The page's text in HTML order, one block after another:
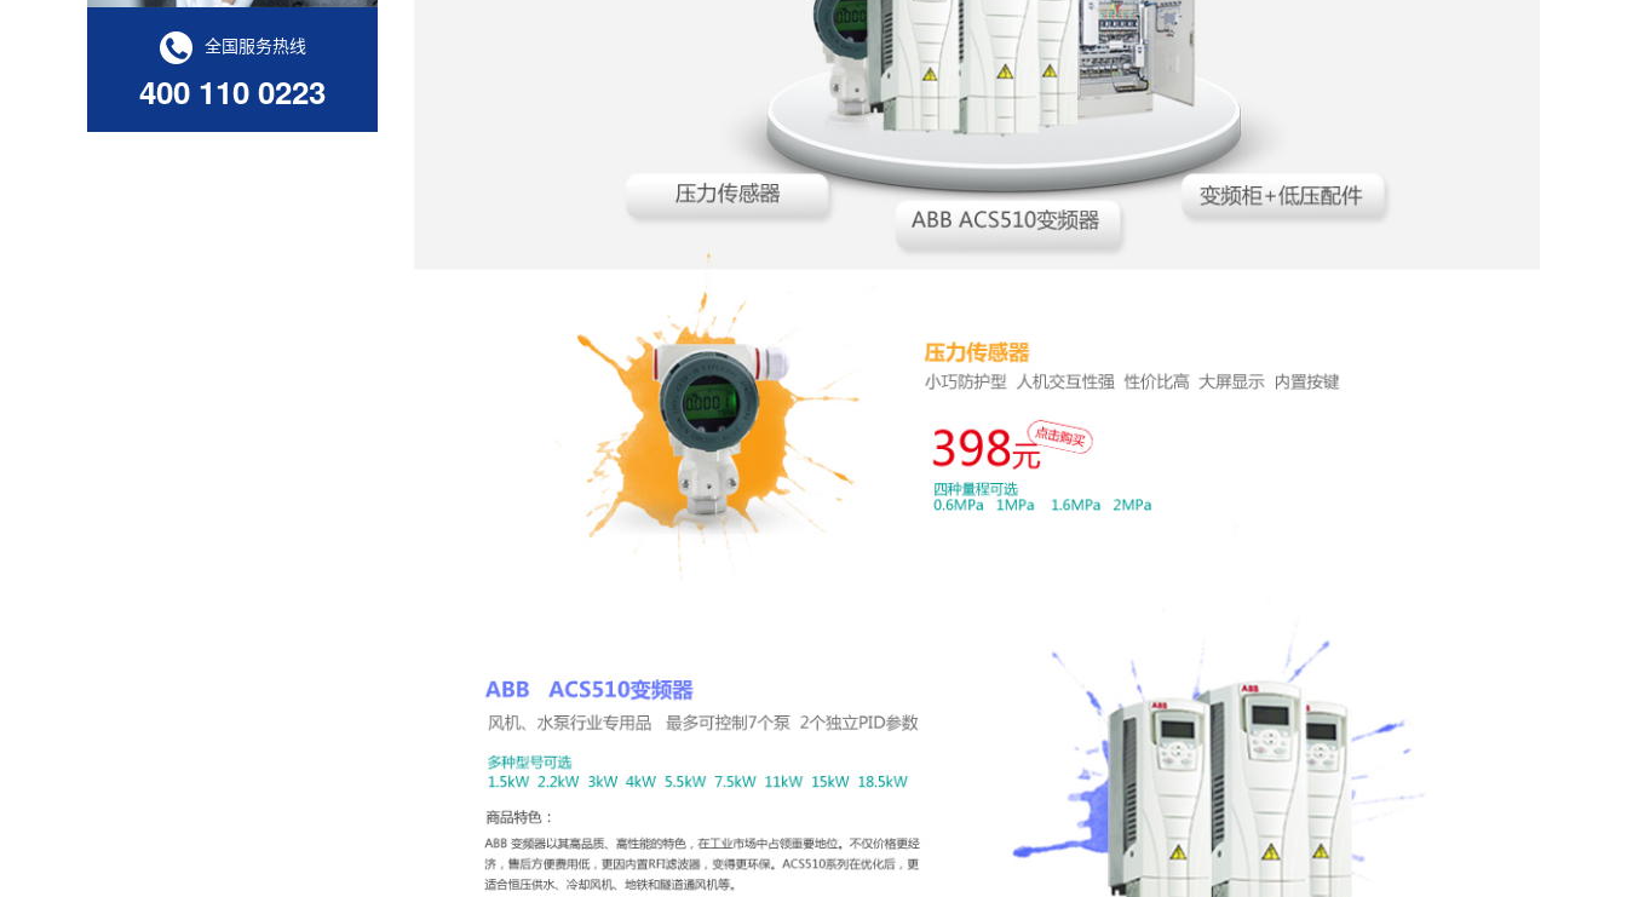
全国服务热线
400 110 0223